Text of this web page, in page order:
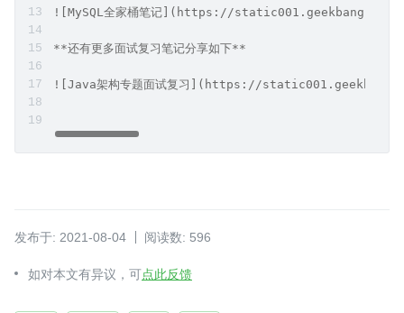
![MySQL全家桶笔记](https://static001.geekbang.org/
**还有更多面试复习笔记分享如下**
![Java架构专题面试复习](https://
发布于: 2021-08-04 阅读数: 596
如对本文有异议，可点此反馈